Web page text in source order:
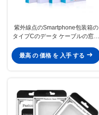
紫外線点のSmartphone包装箱の
タイプCのデータ ケーブルの窓の
最高 の 価格 を 入手 する